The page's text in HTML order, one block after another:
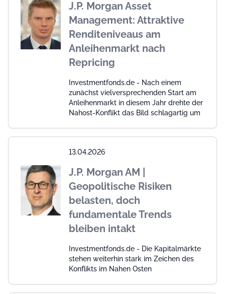
J.P. Morgan Asset
Management: Attraktive
Renditeniveaus am
Anleihenmarkt nach
Repricing
Investmentfonds.de - Nach einem
zunächst vielversprechenden Start am
Anleihenmarkt in diesem Jahr drehte der
Nahost-Konflikt das Bild schlagartig um
13.04.2026
J.P. Morgan AM |
Geopolitische Risiken
belasten, doch
fundamentale Trends
bleiben intakt
Investmentfonds.de - Die Kapitalmärkte
stehen weiterhin stark im Zeichen des
Konflikts im Nahen Osten